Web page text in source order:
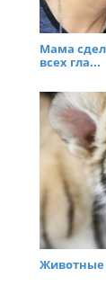
Мама
всех гла...
Животные